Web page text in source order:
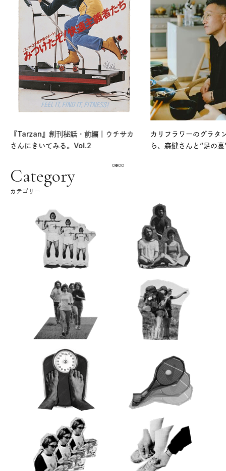
『Tarzan』創刊秘話・前編｜ウチサカ
さんにきいてみる。Vol.2
カリフラワーのグラタ
ら、森健さんと“足の
Category
カテゴリー